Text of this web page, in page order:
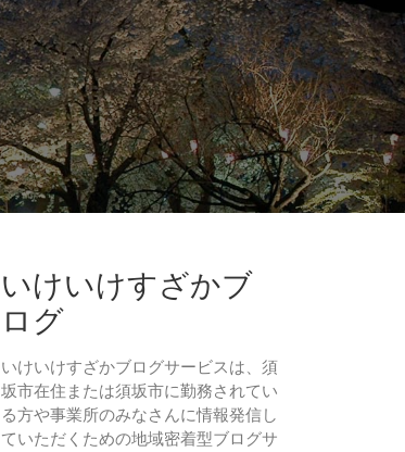
いけいけすざかブ
ログ
いけいけすざかブログサービスは、須
坂市在住または須坂市に勤務されてい
る方や事業所のみなさんに情報発信し
ていただくための地域密着型ブログサ